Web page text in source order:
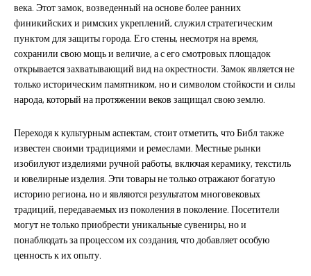
века. Этот замок, возведенный на основе более ранних
финикийских и римских укреплений, служил стратегическим
пунктом для защиты города. Его стены, несмотря на время,
сохранили свою мощь и величие, а с его смотровых площадок
открывается захватывающий вид на окрестности. Замок является не
только историческим памятником, но и символом стойкости и силы
народа, который на протяжении веков защищал свою землю.
Переходя к культурным аспектам, стоит отметить, что Библ также
известен своими традициями и ремеслами. Местные рынки
изобилуют изделиями ручной работы, включая керамику, текстиль
и ювелирные изделия. Эти товары не только отражают богатую
историю региона, но и являются результатом многовековых
традиций, передаваемых из поколения в поколение. Посетители
могут не только приобрести уникальные сувениры, но и
понаблюдать за процессом их создания, что добавляет особую
ценность к их опыту.